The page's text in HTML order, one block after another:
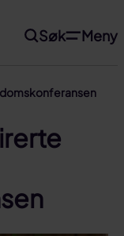
Søk Meny